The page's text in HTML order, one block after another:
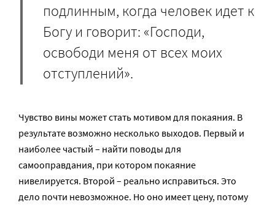
подлинным, когда человек идет к
Богу и говорит: «Господи,
освободи меня от всех моих
отступлений».
Чувство вины может стать мотивом для покаяния. В
результате возможно несколько выходов. Первый и
наиболее частый – найти поводы для
самооправдания, при котором покаяние
нивелируется. Второй – реально исправиться. Это
дело почти невозможное. Но оно имеет цену, потому